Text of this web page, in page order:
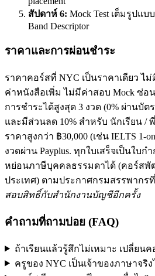
สัปดาห์ 6: Mock Test เต็มรูปแ
Band Descriptor
ราคาและการผ่อนชำระ
ราคาคอร์สที่ NYC เป็นราคาเดียว ไ
ค่าหนังสือเพิ่ม ไม่มีค่าสอบ Mock ซ่อ
การชำระได้สูงสุด 3 งวด (0% ผ่านบัต
และมีส่วนลด 10% สำหรับ นักเรียน /
ราคาสูงกว่า ฿30,000 (เช่น IELTS 1-
งวดผ่าน Payplus. ทุกใบเสร็จเป็นใบ
หย่อนภาษีบุคคลธรรมดาได้ (คอร์สพั
ประเทศ) ตามประกาศกรมสรรพากร
สอบสิทธิ์กับสำนักงานบัญชีอีกครั้ง
คำถามที่ถามบ่อย (FAQ)
ถ้าเรียนแล้วรู้สึกไม่เหมาะ เปลี่ยน
ครูของ NYC เป็นเจ้าของภาษาจริง